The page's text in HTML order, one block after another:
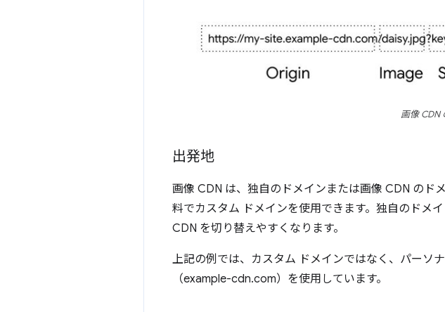
画像 CDN
出発地
画像 CDN は、独自のドメインまたは画像 CDN のド
料でカスタム ドメインを使用できます。独自のドメ
CDN を切り替えやすくなります。
上記の例では、カスタム ドメインではなく、パーソ
（example-cdn.com）を使用しています。